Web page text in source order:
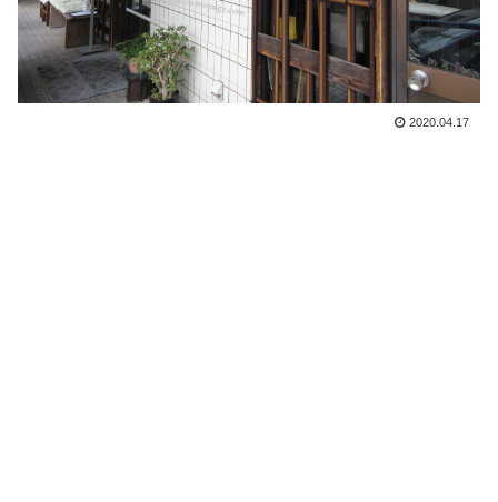
2020.04.17